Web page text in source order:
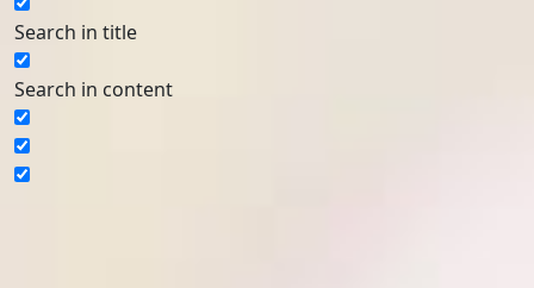
Search in title
Search in content